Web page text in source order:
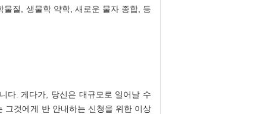
질, 생물학 약학, 새로운 물자 종합, 등
다. 게다가, 당신은 대규모로 일어날 수
그것에게 반 안내하는 신청을 위한 이상